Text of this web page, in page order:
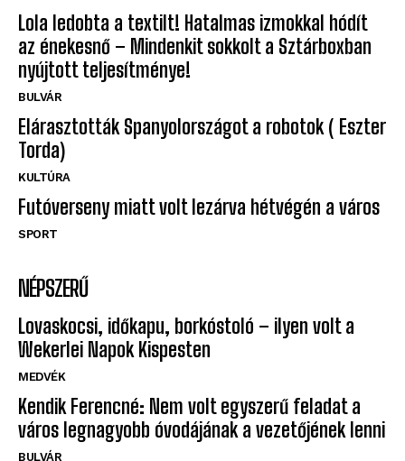
Lola ledobta a textilt! Hatalmas izmokkal hódít
az énekesnő – Mindenkit sokkolt a Sztárboxban
nyújtott teljesítménye!
BULVÁR
Elárasztották Spanyolországot a robotok ( Eszter
Torda)
KULTÚRA
Futóverseny miatt volt lezárva hétvégén a város
SPORT
NÉPSZERŰ
Lovaskocsi, időkapu, borkóstoló – ilyen volt a
Wekerlei Napok Kispesten
MEDVÉK
Kendik Ferencné: Nem volt egyszerű feladat a
város legnagyobb óvodájának a vezetőjének lenni
BULVÁR